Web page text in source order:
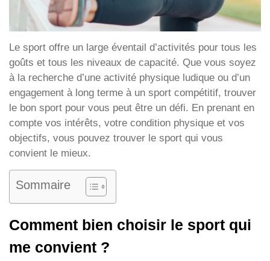
Le sport offre un large éventail d’activités pour tous les
goûts et tous les niveaux de capacité. Que vous soyez
à la recherche d’une activité physique ludique ou d’un
engagement à long terme à un sport compétitif, trouver
le bon sport pour vous peut être un défi. En prenant en
compte vos intérêts, votre condition physique et vos
objectifs, vous pouvez trouver le sport qui vous
convient le mieux.
Sommaire
Comment bien choisir le sport qui
me convient ?